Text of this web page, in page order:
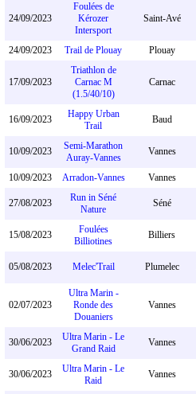
24/09/2023
Foulées de
Kérozer
Intersport
Saint-Avé
24/09/2023 Trail de Plouay Plouay
17/09/2023
Triathlon de
Carnac M
(1.5/40/10)
Carnac
16/09/2023
Happy Urban
Trail
Baud
10/09/2023
Semi-Marathon
Auray-Vannes
Vannes
10/09/2023
Arradon-Vannes Vannes
27/08/2023
Run in Séné
Nature
Séné
15/08/2023
Foulées
Billiotines
Billiers
05/08/2023 Melec'Trail Plumelec
02/07/2023
Ultra Marin -
Ronde des
Douaniers
Vannes
30/06/2023
Ultra Marin - Le
Grand Raid
Vannes
30/06/2023
Ultra Marin - Le
Raid
Vannes